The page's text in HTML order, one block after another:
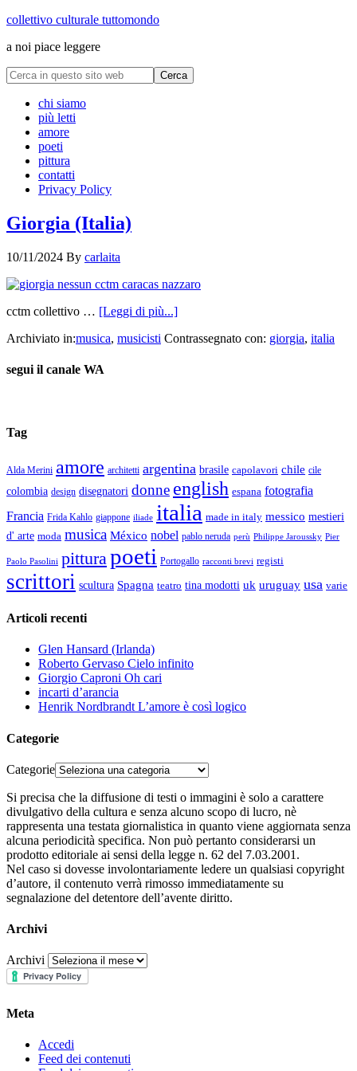
collettivo culturale tuttomondo
a noi piace leggere
chi siamo
più letti
amore
poeti
pittura
contatti
Privacy Policy
Giorgia (Italia)
10/11/2024 By carlaita
cctm collettivo … [Leggi di più...]
Archiviato in:musica, musicisti Contrassegnato con: giorgia, italia
segui il canale WA
Tag
Alda Merini amore architetti argentina brasile capolavori chile cile
colombia design disegnatori donne english espana fotografia
Francia Frida Kahlo giappone iliade italia made in italy messico mestieri
d' arte moda musica México nobel pablo neruda perù Philippe Jaroussky Pier
Paolo Pasolini pitturapoeti Portogallo racconti brevi registi
scrittori scultura Spagna teatro tina modotti uk uruguay usa varie
Articoli recenti
Glen Hansard (Irlanda)
Roberto Gervaso Cielo infinito
Giorgio Caproni Oh cari
incarti d’arancia
Henrik Nordbrandt L’amore è così logico
Categorie
Categorie
Si precisa che la diffusione di testi o immagini è solo a carattere
divulgativo della cultura e senza alcuno scopo di lucro, nè
rappresenta una testata giornalistica in quanto viene aggiornata senza
alcuna periodicità specifica. Non può pertanto considerarsi un
prodotto editoriale ai sensi della legge n. 62 del 7.03.2001.
Nel caso si dovesse involontariamente ledere un qualsiasi copyright
d’autore, il contenuto verrà rimosso immediatamente su
segnalazione del detentore dell’avente diritto.
Archivi
Archivi
Meta
Accedi
Feed dei contenuti